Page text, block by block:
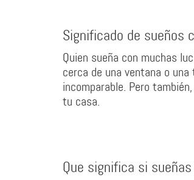
Significado de sueños
Quien sueña con muchas
cerca de una ventana o
incomparable. Pero
tu casa.
Que significa si